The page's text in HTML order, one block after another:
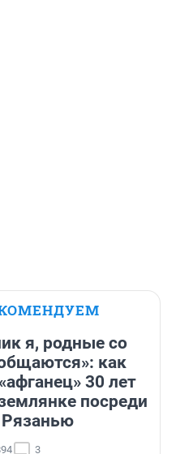
я, родные со
как
30 лет
посреди
Рязанью
3